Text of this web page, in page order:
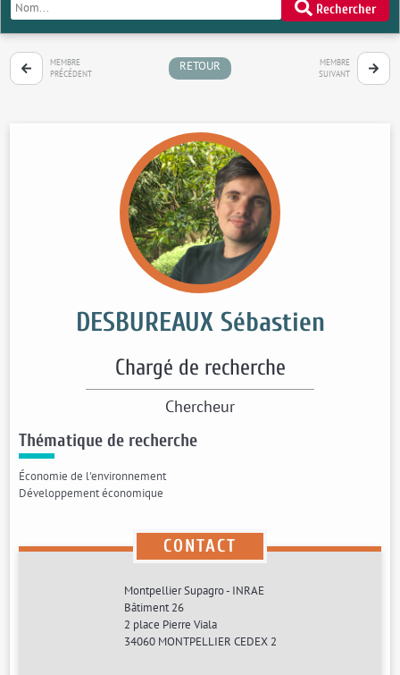
Rechercher
MEMBRE
PRÉCÉDENT
RETOUR
MEMBRE
SUIVANT
Thématique de recherche
Économie de l'environnement
Développement économique
DESBUREAUX Sébastien
Chargé de recherche
Chercheur
CONTACT
Montpellier Supagro - INRAE
Bâtiment 26
2 place Pierre Viala
34060 MONTPELLIER CEDEX 2